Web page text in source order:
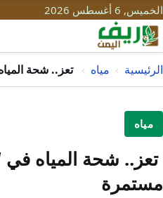
الخميس, 6 أغسطس 2026
تعليم
مياه
قصص نجاح
سياحة
الرئيسية › مياه › تعز.. شحة
مياه
تعز.. شحة المياه
مستمرة